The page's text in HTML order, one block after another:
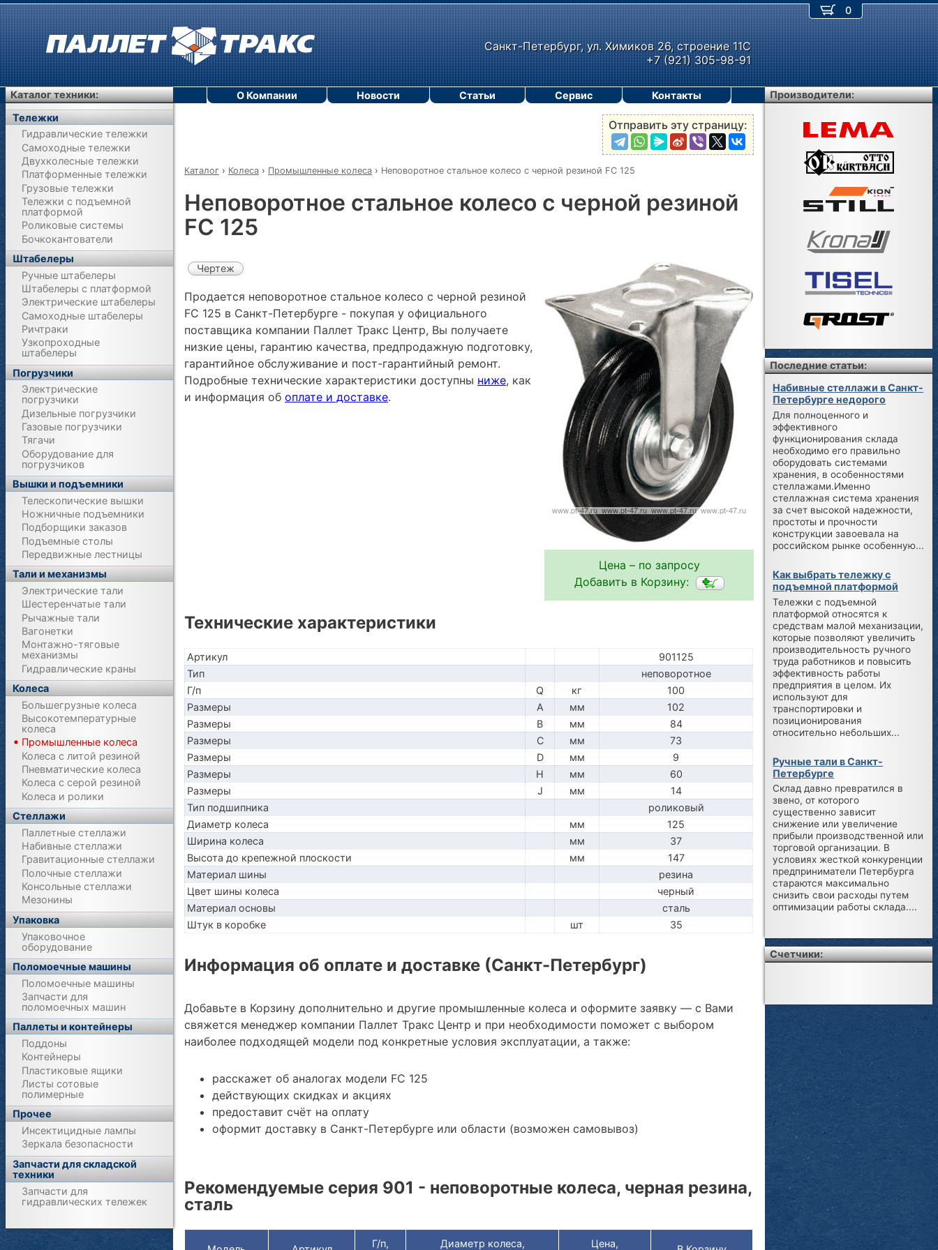
Санкт-Петербург, ул. Химиков 26, строение 11С
+7 (921) 305-98-91
Отправить эту страницу:
Каталог › Колеса › Промышленные колеса › Неповоротное стальное колесо с черной резиной FC 125
Неповоротное стальное колесо с черной резиной
FC 125
Цена – по запросу
Добавить в Корзину:
Чертеж
Продается неповоротное стальное колесо с черной резиной
FC 125 в Санкт-Петербурге - покупая у официального
поставщика компании Паллет Тракс Центр, Вы получаете
низкие цены, гарантию качества, предпродажную подготовку,
гарантийное обслуживание и пост-гарантийный ремонт.
Подробные технические характеристики доступны ниже, как
и информация об оплате и доставке.
Технические характеристики
Артикул
901125
Тип
неповоротное
Г/п
Q кг
100
Размеры
A мм
102
Размеры
B мм
84
Размеры
C мм
73
Размеры
D мм
9
Размеры
H мм
60
Размеры
J мм
14
Тип подшипника
роликовый
Диаметр колеса
мм
125
Ширина колеса
мм
37
Высота до крепежной плоскости
мм
147
Материал шины
резина
Цвет шины колеса
черный
Материал основы
сталь
Штук в коробке
шт 35
Информация об оплате и доставке (Санкт-Петербург)
Добавьте в Корзину дополнительно и другие промышленные колеса и оформите заявку — с Вами
свяжется менеджер компании Паллет Тракс Центр и при необходимости поможет с выбором
наиболее подходящей модели под конкретные условия эксплуатации, а также:
расскажет об аналогах модели FC 125
действующих скидках и акциях
предоставит счёт на оплату
оформит доставку в Санкт-Петербурге или области (возможен самовывоз)
Рекомендуемые серия 901 - неповоротные колеса, черная резина,
сталь
Г/п,
Диаметр колеса,
Цена,
0
О Компании Новости Статьи Сервис Контакты
Каталог техники:
Тележки
Гидравлические тележки
Самоходные тележки
Двухколесные тележки
Платформенные тележки
Грузовые тележки
Тележки с подъемной
платформой
Роликовые системы
Бочкокантователи
Штабелеры
Ручные штабелеры
Штабелеры с платформой
Электрические штабелеры
Самоходные штабелеры
Ричтраки
Узкопроходные
штабелеры
Погрузчики
Электрические
погрузчики
Дизельные погрузчики
Газовые погрузчики
Тягачи
Оборудование для
погрузчиков
Вышки и подъемники
Телескопические вышки
Ножничные подъемники
Подборщики заказов
Подъемные столы
Передвижные лестницы
Тали и механизмы
Электрические тали
Шестеренчатые тали
Рычажные тали
Вагонетки
Монтажно-тяговые
механизмы
Гидравлические краны
Колеса
Большегрузные колеса
Высокотемпературные
колеса
Промышленные колеса
Колеса с литой резиной
Пневматические колеса
Колеса с серой резиной
Колеса и ролики
Стеллажи
Паллетные стеллажи
Набивные стеллажи
Гравитационные стеллажи
Полочные стеллажи
Консольные стеллажи
Мезонины
Упаковка
Упаковочное
оборудование
Поломоечные машины
Поломоечные машины
Запчасти для
поломоечных машин
Паллеты и контейнеры
Поддоны
Контейнеры
Пластиковые ящики
Листы сотовые
полимерные
Прочее
Инсектицидные лампы
Зеркала безопасности
Запчасти для складской
техники
Запчасти для
гидравлических тележек
Производители:
Последние статьи:
Набивные стеллажи в Санкт-
Петербурге недорого
Для полноценного и
эффективного
функционирования склада
необходимо его правильно
оборудовать системами
хранения, в особенностями
стеллажами.Именно
стеллажная система хранения
за счет высокой надежности,
простоты и прочности
конструкции завоевала на
российском рынке особенную...
Как выбрать тележку с
подъемной платформой
Тележки с подъемной
платформой относятся к
средствам малой механизации,
которые позволяют увеличить
производительность ручного
труда работников и повысить
эффективность работы
предприятия в целом. Их
используют для
транспортировки и
позиционирования
относительно небольших...
Ручные тали в Санкт-
Петербурге
Склад давно превратился в
звено, от которого
существенно зависит
снижение или увеличение
прибыли производственной или
торговой организации. В
условиях жесткой конкуренции
предприниматели Петербурга
стараются максимально
снизить свои расходы путем
оптимизации работы склада....
Счетчики: